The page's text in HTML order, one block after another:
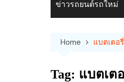
ข่าวรถยนต์รถใหม่
Home แบตเตอ
Tag: แบตเต